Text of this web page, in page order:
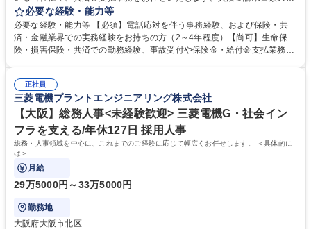
付・内容確認・審査・データ入力のほか、加入者様や医療機関等からの問
い合わせ電話対応や書類発送等を担当します。 ■共済金請求書類の受付、
内容確認、および共済金支払に関する審査・事務処理業務全般を担当 ■専
用システムへのデータ入力、各種必要書類の作成・発送作業 ■加入者様や
指定する業務 募集職種 横浜市【共済金支払事務】金融保険業界経験歓迎/
各種手当充実/転勤無
必要な経験・能力等
必要な経験・能力等 【必須】電話応対を伴う事務経験、および保険・共
済・金融業界での実務経験をお持ちの方（2～4年程度）【尚可】生命保
険・損害保険・共済での勤務経験、事故受付や保険金・給付金支払業務経
務へのキャリアチェンジ希望者も大歓迎です！ 学歴・資格 学歴：大学院
大学 高専 短大 専修学校 高校 語学力： 資格：
正社員
三菱電機プラントエンジニアリング株式会社
【大阪】総務人事<未経験歓迎> 三菱電機G・社会イン
フラを支える/年休127日 採用人事
総務・人事領域を中心に、これまでのご経験に応じて幅広くお任せします。 ＜具体的に
は＞
月給
29万5000円～33万5000円
勤務地
大阪府大阪市北区